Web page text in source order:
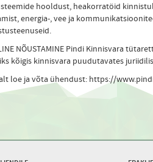
hooldust, heakorratöid
energia-, vee ja
NÕUSTAMINE Pindi Kinnisvara
kõigis kinnisvara puudutavates
loe ja võta ühendust: https://